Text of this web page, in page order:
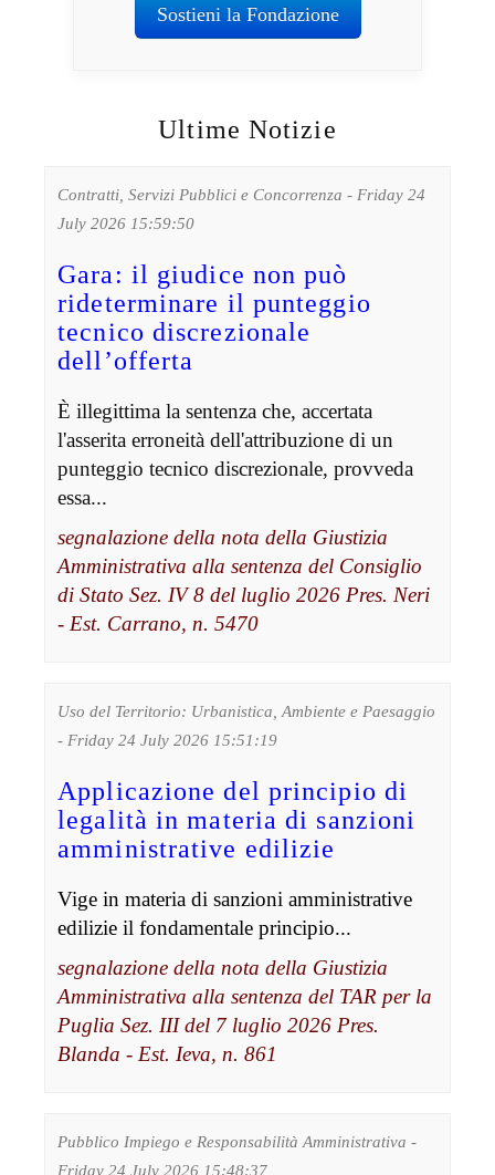
Sostieni la Fondazione
Ultime Notizie
Contratti, Servizi Pubblici e Concorrenza - Friday 24
July 2026 15:59:50
Gara: il giudice non può
rideterminare il punteggio
tecnico discrezionale
dell’offerta
È illegittima la sentenza che, accertata
l'asserita erroneità dell'attribuzione di un
punteggio tecnico discrezionale, provveda
essa...
segnalazione della nota della Giustizia
Amministrativa alla sentenza del Consiglio
di Stato Sez. IV 8 del luglio 2026 Pres. Neri
- Est. Carrano, n. 5470
Uso del Territorio: Urbanistica, Ambiente e Paesaggio
- Friday 24 July 2026 15:51:19
Applicazione del principio di
legalità in materia di sanzioni
amministrative edilizie
Vige in materia di sanzioni amministrative
edilizie il fondamentale principio...
segnalazione della nota della Giustizia
Amministrativa alla sentenza del TAR per la
Puglia Sez. III del 7 luglio 2026 Pres.
Blanda - Est. Ieva, n. 861
Pubblico Impiego e Responsabilità Amministrativa -
Friday 24 July 2026 15:48:37